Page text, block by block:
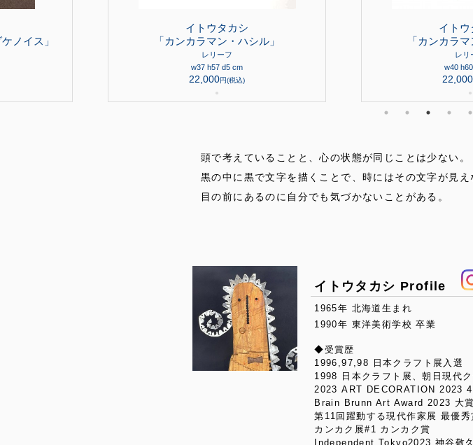
ノイス」
イトウタカシ
「カンカラマン・ハシル」
レリーフ
w37 h57 d5 cm
22,000円(税込)
●
イトウ
「カンカラ
レリ
w40
22,000
●
頭で考えていることと、心の状態が同じことは少ない。
黒の中に黒で文字を描くことで、時にはその文字が見え
目の前にあるのに自分でも気づかないことがある。
イトウタカシ Profile
1965年 北海道生まれ
1990年 東洋美術学校 卒業
◆受賞歴
1996,97,98 日本クラフト展入選
1998 日本クラフト展、朝日現代
2023 ART DECORATION 2023
Brain Brunn Art Award 2023 大賞
第11回躍動する現代作家展 最優秀
カンカク展#1 カンカク賞
Independent Tokyo2023 神谷敬